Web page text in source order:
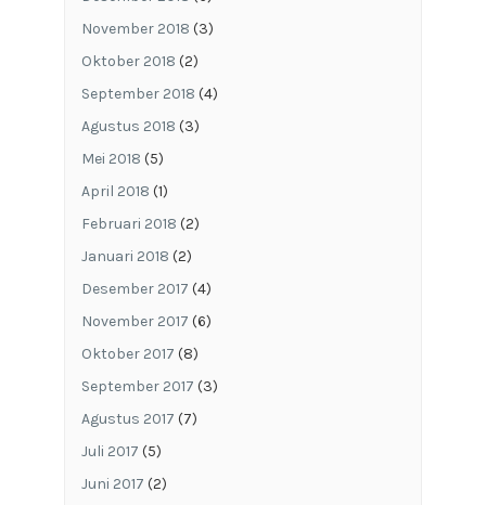
November 2018 (3)
Oktober 2018 (2)
September 2018 (4)
Agustus 2018 (3)
Mei 2018 (5)
April 2018 (1)
Februari 2018 (2)
Januari 2018 (2)
Desember 2017 (4)
November 2017 (6)
Oktober 2017 (8)
September 2017 (3)
Agustus 2017 (7)
Juli 2017 (5)
Juni 2017 (2)